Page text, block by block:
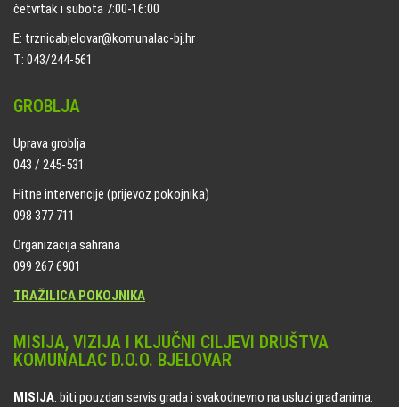
četvrtak i subota 7:00-16:00
E: trznicabjelovar@komunalac-bj.hr
T: 043/244-561
GROBLJA
Uprava groblja
043 / 245-531
Hitne intervencije (prijevoz pokojnika)
098 377 711
Organizacija sahrana
099 267 6901
TRAŽILICA POKOJNIKA
MISIJA, VIZIJA I KLJUČNI CILJEVI DRUŠTVA
KOMUNALAC D.O.O. BJELOVAR
MISIJA: biti pouzdan servis grada i svakodnevno na usluzi građanima.